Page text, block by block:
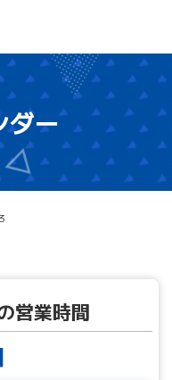
ダー
営業時間